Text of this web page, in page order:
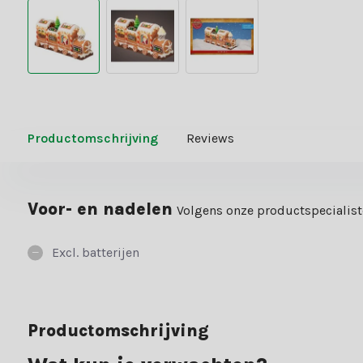
Productomschrijving Reviews
Voor- en nadelen Volgens onze
Excl. batterijen
Productomschrijving